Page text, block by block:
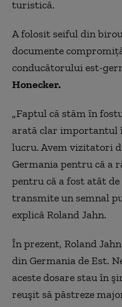
turistică.
A folosit seiful din
documente
conducătorului est-
Honecker.
„Faptul că stăm în
arată clar importantul
lucru. Avem vizitatori
Germania pentru că a
pentru că a fost atât de
transmite un semnal
explicăRoland Jahn.
În prezent, Roland
din Germania de Est.
aceste dosare stau în
reuşit să păstreze